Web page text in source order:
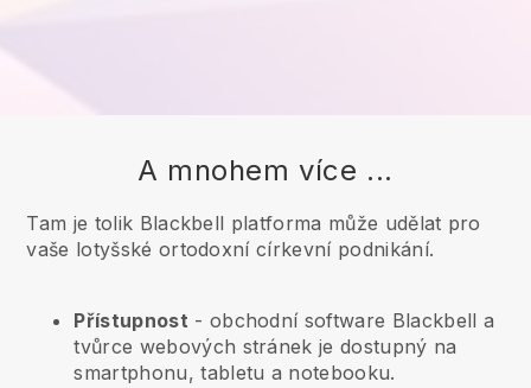
A mnohem více ...
Tam je tolik Blackbell platforma může udělat pro
vaše lotyšské ortodoxní církevní podnikání.
Přístupnost - obchodní software Blackbell a
tvůrce webových stránek je dostupný na
smartphonu, tabletu a notebooku.